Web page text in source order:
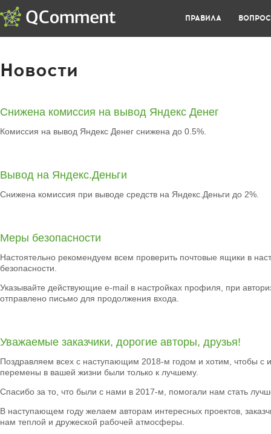
ПРАВИЛА
Новости
Снижена комиссия на вывод Яндекс Денег
Комиссия на вывод Яндекс Денег снижена до 0.5%.
Вывод на Яндекс.Деньги
Снижена комиссия при выводе средств на Яндекс.Деньги до 2%.
Меры безопасности
Настоятельно рекомендуем всем проверить почтовые ящики в
безопасности.
Указывайте действующие e-mail в настройках профиля, при
отправлено письмо для продолжения входа.
Уважаемые заказчики, дорогие авторы, друзья!
Поздравляем всех с наступающим 2018-м годом и хотим, чтобы с
перемены в вашей жизни были только к лучшему.
Спасибо за то, что были с нами в 2017-м, помогали нам стать
В наступающем году желаем авторам интересных проектов,
нам теплой и дружеской рабочей атмосферы.